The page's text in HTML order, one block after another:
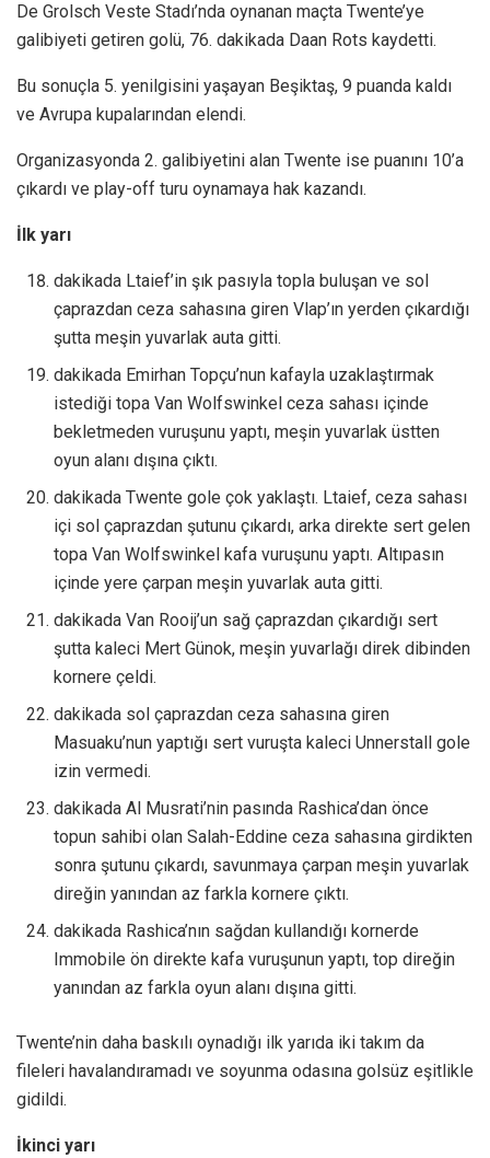
De Grolsch Veste Stadı’nda oynanan maçta Twente’ye
galibiyeti getiren golü, 76. dakikada Daan Rots kaydetti.
Bu sonuçla 5. yenilgisini yaşayan Beşiktaş, 9 puanda kaldı
ve Avrupa kupalarından elendi.
Organizasyonda 2. galibiyetini alan Twente ise puanını 10’a
çıkardı ve play-off turu oynamaya hak kazandı.
İlk yarı
dakikada Ltaief’in şık pasıyla topla buluşan ve sol
çaprazdan ceza sahasına giren Vlap’ın yerden çıkardığı
şutta meşin yuvarlak auta gitti.
dakikada Emirhan Topçu’nun kafayla uzaklaştırmak
istediği topa Van Wolfswinkel ceza sahası içinde
bekletmeden vuruşunu yaptı, meşin yuvarlak üstten
oyun alanı dışına çıktı.
dakikada Twente gole çok yaklaştı. Ltaief, ceza sahası
içi sol çaprazdan şutunu çıkardı, arka direkte sert gelen
topa Van Wolfswinkel kafa vuruşunu yaptı. Altıpasın
içinde yere çarpan meşin yuvarlak auta gitti.
dakikada Van Rooij’un sağ çaprazdan çıkardığı sert
şutta kaleci Mert Günok, meşin yuvarlağı direk dibinden
kornere çeldi.
dakikada sol çaprazdan ceza sahasına giren
Masuaku’nun yaptığı sert vuruşta kaleci Unnerstall gole
izin vermedi.
dakikada Al Musrati’nin pasında Rashica’dan önce
topun sahibi olan Salah-Eddine ceza sahasına girdikten
sonra şutunu çıkardı, savunmaya çarpan meşin yuvarlak
direğin yanından az farkla kornere çıktı.
dakikada Rashica’nın sağdan kullandığı kornerde
Immobile ön direkte kafa vuruşunun yaptı, top direğin
yanından az farkla oyun alanı dışına gitti.
Twente’nin daha baskılı oynadığı ilk yarıda iki takım da
fileleri havalandıramadı ve soyunma odasına golsüz eşitlikle
gidildi.
İkinci yarı